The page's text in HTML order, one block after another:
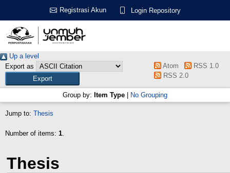
Registrasi Akun Login Repository
Up a level
Export as
Atom
RSS 1.0
RSS 2.0
Group by: Item Type No Grouping
Jump to: Thesis
Number of items: 1.
Thesis